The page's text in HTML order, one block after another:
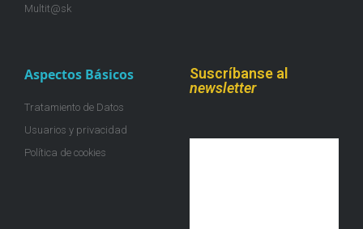
Multit@sk
Aspectos Básicos
Tratamiento de Datos
Usuarios y privacidad
Política de cookies
Suscríbanse al
newsletter